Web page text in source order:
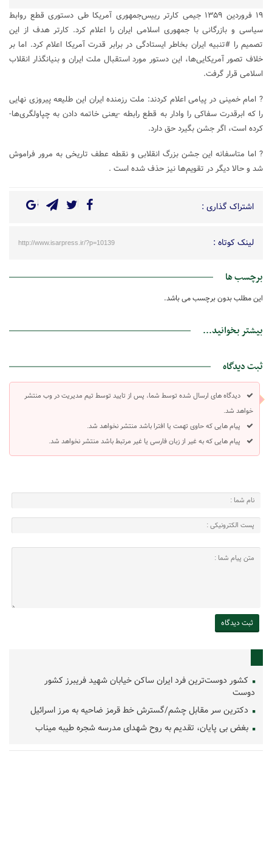
۱۹ فروردین ۱۳۵۹ جیمی کار‌تر رییس‌جمهوری آمریکا طی دستوری قطع روابط
سیاسی و بازرگانی با جمهوری اسلامی ایران را اعلام کرد. کارتر هدف از این
تصمیم را #تنبیه ایران بخاطر ایستادگی در برابر قدرت آمریکا اعلام کرد. اما بر
خلاف تصور آمریکایی‌ها، این دستور مورد استقبال ملت ایران و بنیانگذار انقلاب
اسلامی قرار گرفت.
? امام خمینی در پیامی اعلام کردند: ملت رزمنده ایران این طلیعه پیروزی نهایی
را که ابرقدرت سفاکی را وادار به قطع رابطه -یعنی خاتمه دادن به چپاولگری‌ها-
کرده است، اگر جشن بگیرد حق دارد.
? اما متاسفانه این جشن بزرگ انقلابی و نقطه عطف تاریخی به مرور فراموش
شد و حالا دیگر در تقویم‌ها نیز حذف شده است .
اشتراک گذاری :
لینک کوتاه : http://www.isarpress.ir/?p=10139
برچسب ها
این مطلب بدون برچسب می باشد.
بیشتر بخوانید...
ثبت دیدگاه
دیدگاه های ارسال شده توسط شما، پس از تایید توسط تیم مدیریت در وب منتشر
خواهد شد.
پیام هایی که حاوی تهمت یا افترا باشد منتشر نخواهد شد.
پیام هایی که به غیر از زبان فارسی یا غیر مرتبط باشد منتشر نخواهد شد.
کشور دوست‌ترین فرد ایران ساکن خیابان شهید فریبرز کشور
دوست
دکترین سر مقابل چشم/گسترش خط قرمز ضاحیه به مرز اسرائیل
بغض بی پایان، تقدیم به روح شهدای مدرسه شجره طیبه میناب